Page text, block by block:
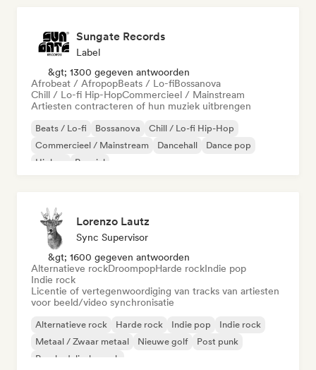
Sungate Records
Label
&gt; 1300 gegeven antwoorden
Afrobeat / AfropopBeats / Lo-fiBossanova
Chill / Lo-fi Hip-HopCommercieel / Mainstream
Artiesten contracteren of hun muziek uitbrengen
Beats / Lo-fi Bossanova
Chill / Lo-fi Hip-Hop
Commercieel / Mainstream
Dancehall
Dance pop
Hiphop
Popziel
Lorenzo Lautz
Sync Supervisor
&gt; 1600 gegeven antwoorden
Alternatieve rockDroompopHarde rockIndie pop
Indie rock
Licentie of vertegenwoordiging van tracks van artiesten
voor beeld/video synchronisatie
Alternatieve rock Harde rock Indie pop
Indie rock
Metaal / Zwaar metaal
Nieuwe golf
Post punk
Psychedelische rock